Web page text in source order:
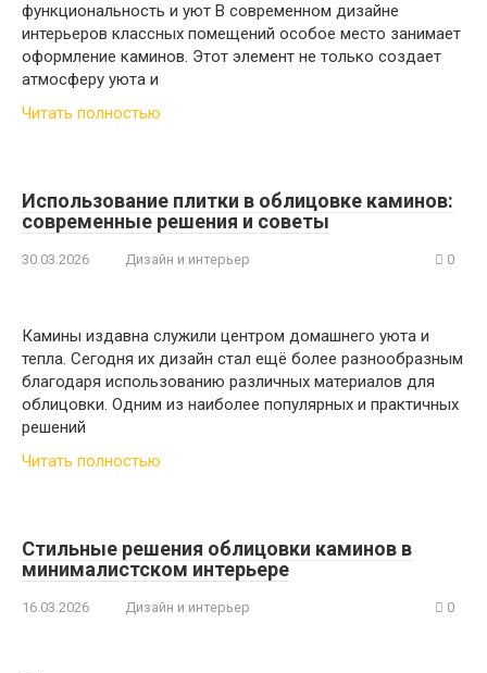
функциональность и уют В современном дизайне
интерьеров классных помещений особое место занимает
оформление каминов. Этот элемент не только создает
атмосферу уюта и
Читать полностью
Использование плитки в облицовке каминов:
современные решения и советы
30.03.2026 Дизайн и интерьер 0
Камины издавна служили центром домашнего уюта и
тепла. Сегодня их дизайн стал ещё более разнообразным
благодаря использованию различных материалов для
облицовки. Одним из наиболее популярных и практичных
решений
Читать полностью
Стильные решения облицовки каминов в
минималистском интерьере
16.03.2026 Дизайн и интерьер 0